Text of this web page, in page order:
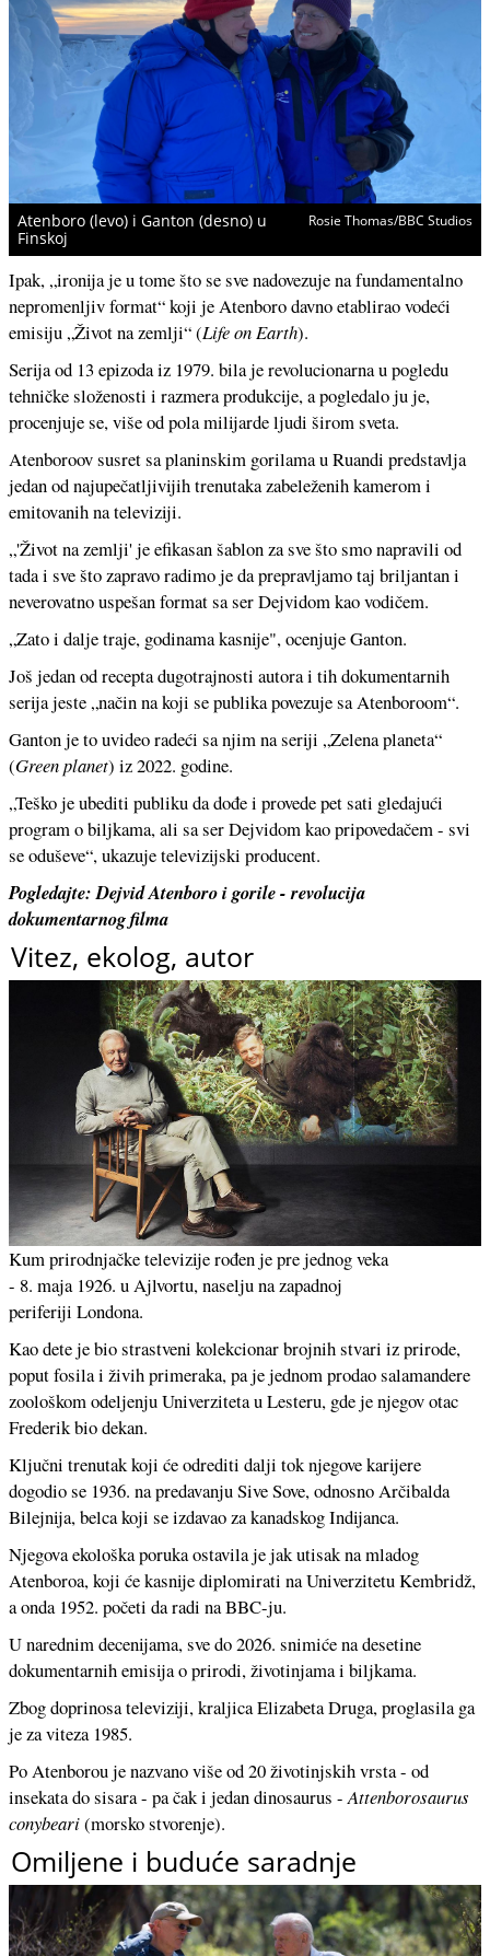
Rosie Thomas/BBC Studios
Atenboro (levo) i Ganton (desno) u
Finskoj
Ipak, „ironija je u tome što se sve nadovezuje na fundamentalno
nepromenljiv format“ koji je Atenboro davno etablirao vodeći
emisiju „Život na zemlji“ (Life on Earth).
Serija od 13 epizoda iz 1979. bila je revolucionarna u pogledu
tehničke složenosti i razmera produkcije, a pogledalo ju je,
procenjuje se, više od pola milijarde ljudi širom sveta.
Atenboroov susret sa planinskim gorilama u Ruandi predstavlja
jedan od najupečatljivijih trenutaka zabeleženih kamerom i
emitovanih na televiziji.
„'Život na zemlji' je efikasan šablon za sve što smo napravili od
tada i sve što zapravo radimo je da prepravljamo taj briljantan i
neverovatno uspešan format sa ser Dejvidom kao vodičem.
„Zato i dalje traje, godinama kasnije", ocenjuje Ganton.
Još jedan od recepta dugotrajnosti autora i tih dokumentarnih
serija jeste „način na koji se publika povezuje sa Atenboroom“.
Ganton je to uvideo radeći sa njim na seriji „Zelena planeta“
(Green planet) iz 2022. godine.
„Teško je ubediti publiku da dođe i provede pet sati gledajući
program o biljkama, ali sa ser Dejvidom kao pripovedačem - svi
se oduševe“, ukazuje televizijski producent.
Pogledajte: Dejvid Atenboro i gorile - revolucija
dokumentarnog filma
Vitez, ekolog, autor
Kum prirodnjačke televizije rođen je pre jednog veka
- 8. maja 1926. u Ajlvortu, naselju na zapadnoj
periferiji Londona.
Kao dete je bio strastveni kolekcionar brojnih stvari iz prirode,
poput fosila i živih primeraka, pa je jednom prodao salamandere
zoološkom odeljenju Univerziteta u Lesteru, gde je njegov otac
Frederik bio dekan.
Ključni trenutak koji će odrediti dalji tok njegove karijere
dogodio se 1936. na predavanju Sive Sove, odnosno Arčibalda
Bilejnija, belca koji se izdavao za kanadskog Indijanca.
Njegova ekološka poruka ostavila je jak utisak na mladog
Atenboroa, koji će kasnije diplomirati na Univerzitetu Kembridž,
a onda 1952. početi da radi na BBC-ju.
U narednim decenijama, sve do 2026. snimiće na desetine
dokumentarnih emisija o prirodi, životinjama i biljkama.
Zbog doprinosa televiziji, kraljica Elizabeta Druga, proglasila ga
je za viteza 1985.
Po Atenborou je nazvano više od 20 životinjskih vrsta - od
insekata do sisara - pa čak i jedan dinosaurus -Attenborosaurus
conybeari(morsko stvorenje).
Omiljene i buduće saradnje